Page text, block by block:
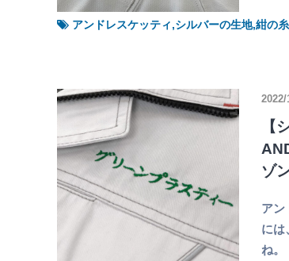
アンドレスケッティ,シルバーの生地,紺の糸
2022/
【
ゾ
アン
には
ね